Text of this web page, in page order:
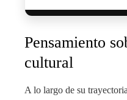
Pensamiento
cultural
A lo largo de su